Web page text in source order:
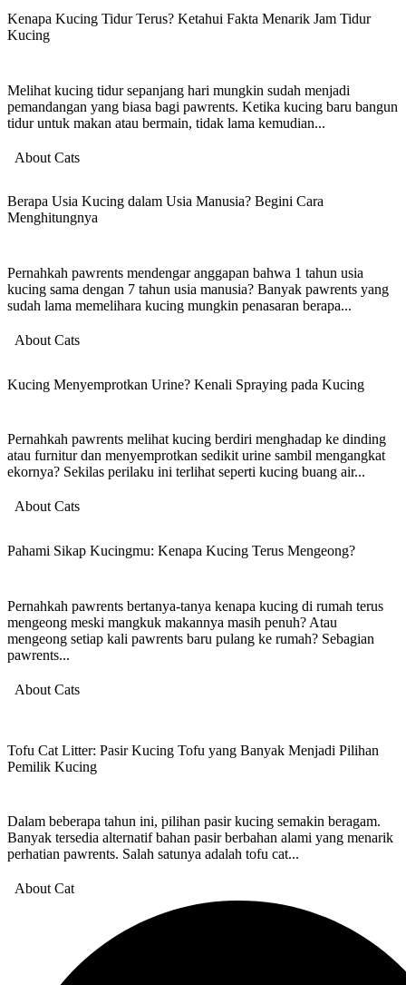
Kenapa Kucing Tidur Terus? Ketahui Fakta Menarik Jam Tidur
Kucing
Melihat kucing tidur sepanjang hari mungkin sudah menjadi
pemandangan yang biasa bagi pawrents. Ketika kucing baru bangun
tidur untuk makan atau bermain, tidak lama kemudian...
About Cats
Berapa Usia Kucing dalam Usia Manusia? Begini Cara
Menghitungnya
Pernahkah pawrents mendengar anggapan bahwa 1 tahun usia
kucing sama dengan 7 tahun usia manusia? Banyak pawrents yang
sudah lama memelihara kucing mungkin penasaran berapa...
About Cats
Kucing Menyemprotkan Urine? Kenali Spraying pada Kucing
Pernahkah pawrents melihat kucing berdiri menghadap ke dinding
atau furnitur dan menyemprotkan sedikit urine sambil mengangkat
ekornya? Sekilas perilaku ini terlihat seperti kucing buang air...
About Cats
Pahami Sikap Kucingmu: Kenapa Kucing Terus Mengeong?
Pernahkah pawrents bertanya-tanya kenapa kucing di rumah terus
mengeong meski mangkuk makannya masih penuh? Atau
mengeong setiap kali pawrents baru pulang ke rumah? Sebagian
pawrents...
About Cats
Tofu Cat Litter: Pasir Kucing Tofu yang Banyak Menjadi Pilihan
Pemilik Kucing
Dalam beberapa tahun ini, pilihan pasir kucing semakin beragam.
Banyak tersedia alternatif bahan pasir berbahan alami yang menarik
perhatian pawrents. Salah satunya adalah tofu cat...
About Cat